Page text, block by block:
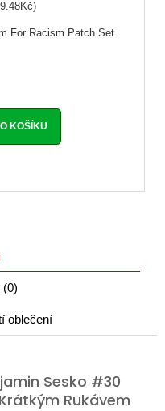
For Racism Patch Set
(0)
oblečení
Sesko #30
Rukávem